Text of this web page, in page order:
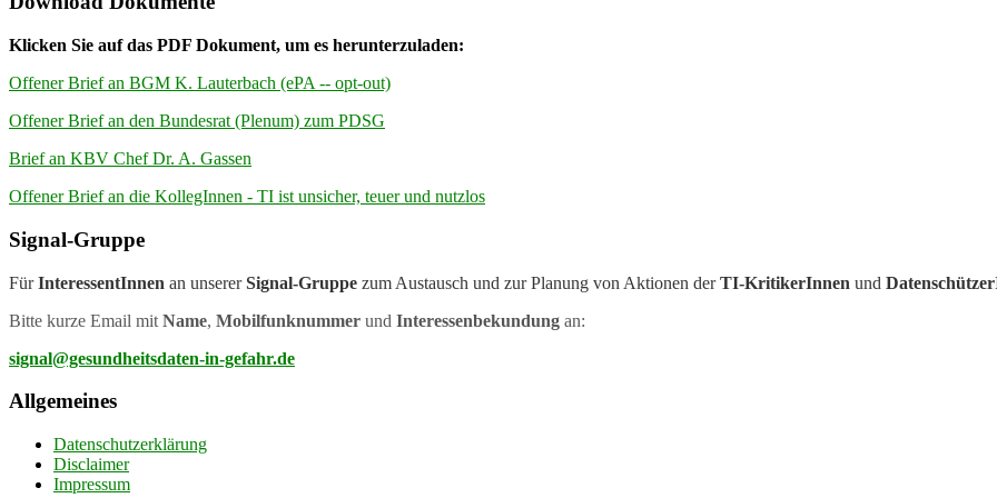
Klicken Sie auf das PDF Dokument, um es herunterzuladen:
Offener Brief an BGM K. Lauterbach (ePA -- opt-out)
Offener Brief an den Bundesrat (Plenum) zum PDSG
Brief an KBV Chef Dr. A. Gassen
Offener Brief an die KollegInnen - TI ist unsicher, teuer und nutzlos
Signal-Gruppe
FürInteressentInnen an unsererSignal-Gruppe zum Austausch und zur Planung von Aktionen derTI-KritikerInnen und
Bitte kurze Email mit Name, Mobilfunknummer und Interessenbekundung an:
signal@gesundheitsdaten-in-gefahr.de
Allgemeines
Datenschutzerklärung
Disclaimer
Impressum